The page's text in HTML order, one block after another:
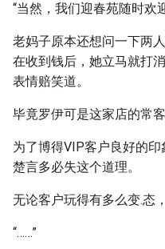
“当然，我们迎春苑随时欢
老妈子原本还想问一下两
在收到钱后，她立马就打
表情赔笑道。
毕竟罗伊可是这家店的常
为了博得VIP客户良好的
楚言多必失这个道理。
无论客户玩得有多么变.态
“……”